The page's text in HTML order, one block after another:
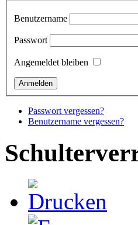
Benutzername
Passwort
Angemeldet bleiben
Passwort vergessen?
Benutzername vergessen?